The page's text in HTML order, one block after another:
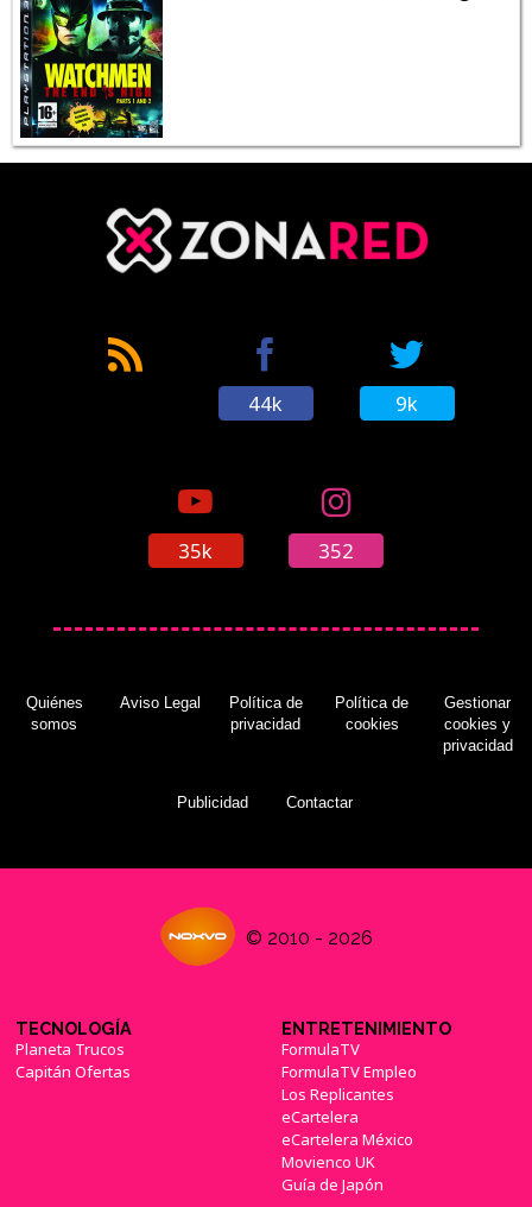
44k 9k
35k 352
Quiénes
somos
Aviso Legal
Política de
privacidad
Política de
cookies
Gestionar
cookies y
privacidad
Publicidad Contactar
© 2010 - 2026
TECNOLOGÍA
Planeta Trucos
Capitán Ofertas
ENTRETENIMIENTO
FormulaTV
FormulaTV Empleo
Los Replicantes
eCartelera
eCartelera México
Movienco UK
Guía de Japón